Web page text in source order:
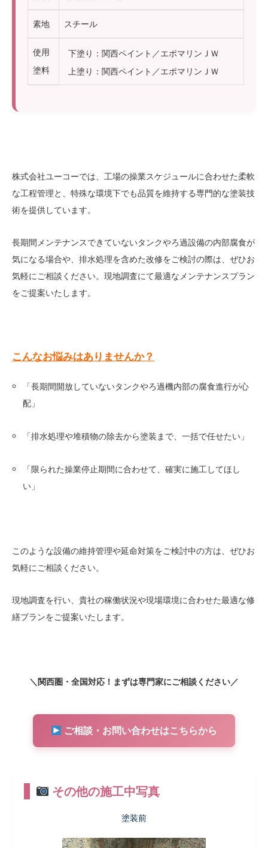
素地 スチール
使用
塗料
下塗り：関西ペイント／エポマリンＪＷ
上塗り：関西ペイント／エポマリンＪＷ
株式会社ユーコーでは、工場の操業スケジュールに合わせた柔軟
な工程管理と、特殊な環境下でも品質を維持する専門的な塗装技
術を提供しています。
長期間メンテナンスできていないタンクやろ過設備の内部腐食が
気になる場合や、排水処理を含めた改修をご検討の際は、ぜひお
気軽にご相談ください。現地調査にて最適なメンテナンスプラン
をご提案いたします。
こんなお悩みはありませんか？
「長期間開放していないタンクやろ過機内部の腐食進行が心
配」
「排水処理や堆積物の除去から塗装まで、一括で任せたい」
「限られた操業停止期間に合わせて、確実に施工してほし
い」
このような設備の維持管理や延命対策をご検討中の方は、ぜひお
気軽にご相談ください。
現地調査を行い、貴社の稼働状況や現場環境に合わせた最適な修
繕プランをご提案いたします。
＼関西圏・全国対応！まずは専門家にご相談ください／
ご相談・お問い合わせはこちらから
その他の施工中写真
塗装前